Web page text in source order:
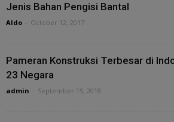
Jenis Bahan Pengisi Bantal
Aldo October 12, 2017
Pameran Konstruksi Terbesar di
23 Negara
admin September 15, 2018